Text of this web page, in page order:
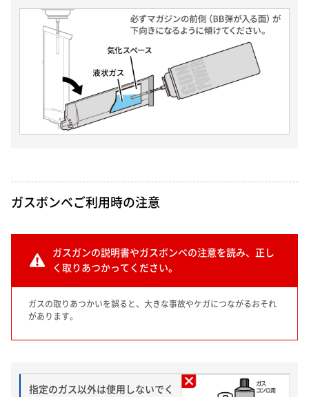
ガスボンベご利用時の注意
ガスガンの説明書やガスボンベの注意を読み、正し
く取りあつかってください。
ガスの取りあつかいを誤ると、大きな事故やケガにつながるおそれ
があります。
指定のガス以外は使用しないでく